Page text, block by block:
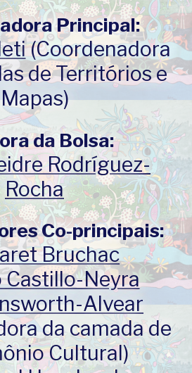
Principal:
(Coordenadora
de Territórios e
Mapas)
da Bolsa:
Rodríguez-
Rocha
Co-principais:
Bruchac
Castillo-Neyra
Alvear
da camada de
Cultural)